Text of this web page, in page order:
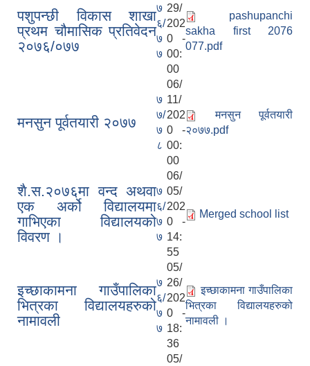
पशुपन्छी विकास शाखा
प्रथम चौमासिक प्रतिवेदन
२०७६/०७७
७
६/
७
७
29/
202
0 -
00:
00
pashupanchi
sakha first 2076
077.pdf
मनसुन पूर्वतयारी २०७७
७
७/
७
८
06/
11/
202
0 -
00:
00
मनसुन पूर्वतयारी
२०७७.pdf
शै.स.२०७६मा वन्द अथवा
एक अर्को विद्यालयमा
गाभिएका विद्यालयको
विवरण ।
७
६/
७
७
06/
05/
202
0 -
14:
55
Merged school list
इच्छाकामना गाउँपालिका
भित्रका विद्यालयहरुको
नामावली
७
६/
७
७
05/
26/
202
0 -
18:
36
इच्छाकामना गाउँपालिका
भित्रका विद्यालयहरुको
नामावली ।
05/